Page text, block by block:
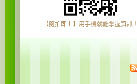
【隨拍即上】用手機就能掌握資訊！